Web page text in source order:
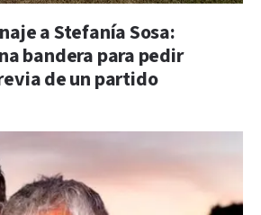
a Stefanía Sosa:
bandera para pedir
de un partido